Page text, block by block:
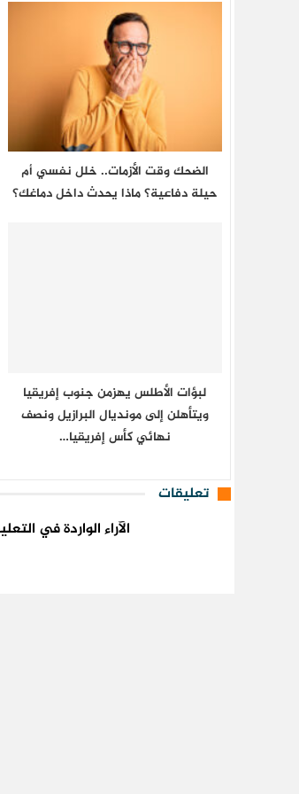
الضحك وقت الأزمات.. خلل نفسي أم
حيلة دفاعية؟ ماذا يحدث داخل دماغك؟
لبؤات الأطلس يهزمن جنوب إفريقيا
ويتأهلن إلى مونديال البرازيل ونصف
نهائي كأس إفريقيا…
تعليقات
الآراء الواردة في